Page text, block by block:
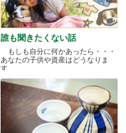
誰も聞きたくない話
もしも自分に何かあったら・・・
あなたの子供や資産はどうなりま
す.....